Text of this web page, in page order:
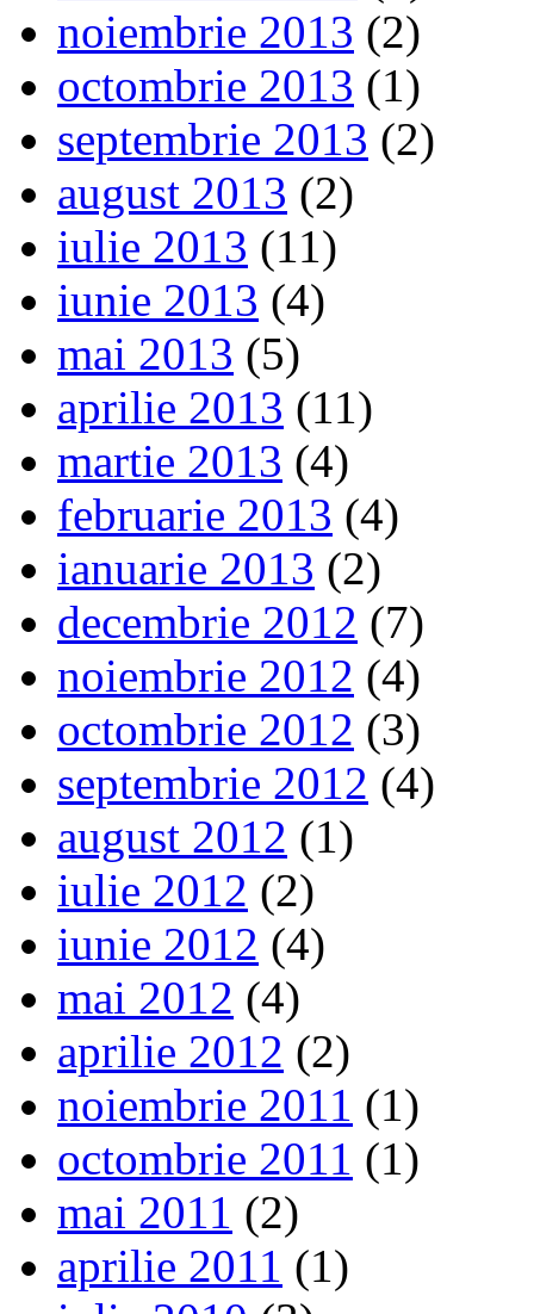
noiembrie 2013 (2)
octombrie 2013 (1)
septembrie 2013 (2)
august 2013 (2)
iulie 2013 (11)
iunie 2013 (4)
mai 2013 (5)
aprilie 2013 (11)
martie 2013 (4)
februarie 2013 (4)
ianuarie 2013 (2)
decembrie 2012 (7)
noiembrie 2012 (4)
octombrie 2012 (3)
septembrie 2012 (4)
august 2012 (1)
iulie 2012 (2)
iunie 2012 (4)
mai 2012 (4)
aprilie 2012 (2)
noiembrie 2011 (1)
octombrie 2011 (1)
mai 2011 (2)
aprilie 2011 (1)